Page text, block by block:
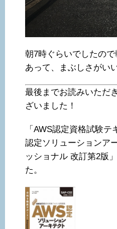
朝7時ぐらいでしたの
あって、まぶしさがい
最後までお読みいただ
ざいました！
「AWS認定資格試験
認定ソリューションア
ッショナル 改訂第2版
た。